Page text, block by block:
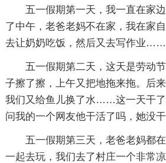
五一假期第一天，我一直在家
了中午，老爸老妈不在家，我在家
去让奶奶吃饭，然后又去写作业……
五一假期第二天，这天是劳动
子擦了擦，上午又把地拖来拖。后
我们又给鱼儿换了水……这一天干了
问我的一个网友他干活了吗，她没干
五一假期第三天，老爸老妈都
一起去玩，我们去了村庄一个非常